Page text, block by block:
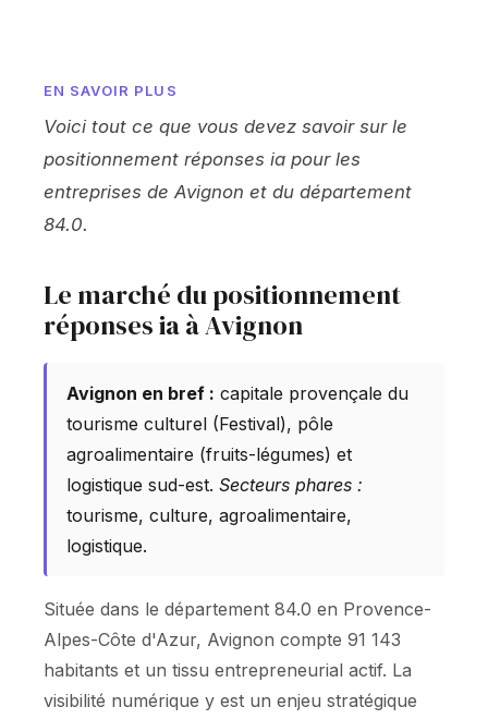
EN SAVOIR PLUS
Voici tout ce que vous devez savoir sur le
positionnement réponses ia pour les
entreprises de Avignon et du département
84.0.
Le marché du positionnement
réponses ia à Avignon
Avignon en bref : capitale provençale du
tourisme culturel (Festival), pôle
agroalimentaire (fruits-légumes) et
logistique sud-est. Secteurs phares :
tourisme, culture, agroalimentaire,
logistique.
Située dans le département 84.0 en Provence-
Alpes-Côte d'Azur, Avignon compte 91 143
habitants et un tissu entrepreneurial actif. La
visibilité numérique y est un enjeu stratégique